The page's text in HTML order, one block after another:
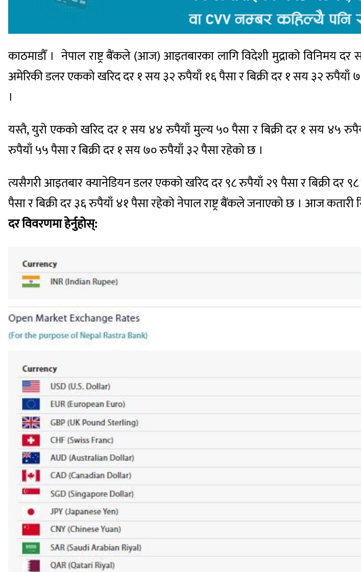
काठमाडौँ । नेपाल राष्ट्र बैंकले (आज) आइतबारका लागि विदेशी मुद्राको विनिमय
अमेरिकी डलर एकको खरिद दर १ सय ३२ रुपैयाँ १६ पैसा र बिक्री दर १ सय ३२
।
यस्तै, युरो एकको खरिद दर १ सय ४४ रुपैयाँ मुल्य ५० पैसा र बिक्री दर १ सय ४५
रुपैयाँ ५५ पैसा र बिक्री दर १ सय ७० रुपैयाँ ३२ पैसा रहेको छ ।
त्यसैगरी आइतबार क्यानेडियन डलर एकको खरिद दर ९८ रुपैयाँ २९ पैसा र बिक्री दर
पैसा र बिक्री दर ३६ रुपैयाँ ४१ पैसा रहेको नेपाल राष्ट्र बैंकले जनाएको छ । आज
दर विवरणमा हेर्नुहोस्: